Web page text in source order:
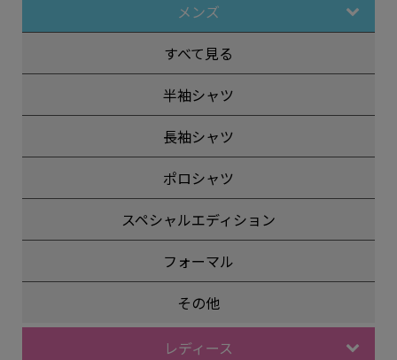
メンズ
すべて見る
半袖シャツ
長袖シャツ
ポロシャツ
スペシャルエディション
フォーマル
その他
レディース